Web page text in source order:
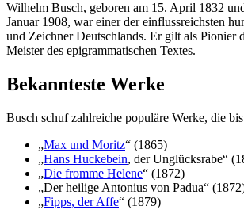
Wilhelm Busch, geboren am 15. April 1832
Januar 1908, war einer der einflussreichsten
und Zeichner Deutschlands. Er gilt als Pionier
Meister des epigrammatischen Textes.
Bekannteste Werke
Busch schuf zahlreiche populäre Werke, die
„Max und Moritz“ (1865)
„Hans Huckebein, der Unglücksrabe“
„Die fromme Helene“ (1872)
„Der heilige Antonius von Padua“
„Fipps, der Affe“ (1879)